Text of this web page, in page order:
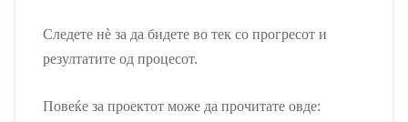
Следете нѐ за да бидете во тек со прогресот и
резултатите од процесот.
Повеќе за проектот може да прочитате овде: